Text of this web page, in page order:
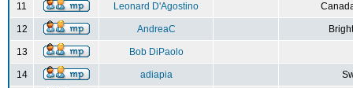
11 Leonard D'Agostino
12 AndreaC
13 Bob DiPaolo
14 adiapia